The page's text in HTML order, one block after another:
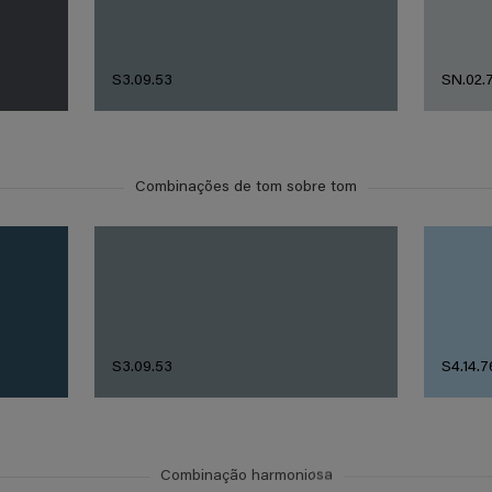
S3.09.53
Combinações de tom sobre tom
S3.09.53
Combinação harmoniosa